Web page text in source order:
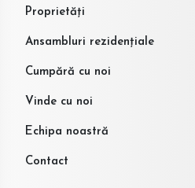
Proprietăți
Ansambluri rezidențiale
Cumpără cu noi
Vinde cu noi
Echipa noastră
Contact